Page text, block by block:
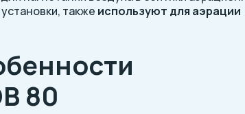
также используют для аэрации
80